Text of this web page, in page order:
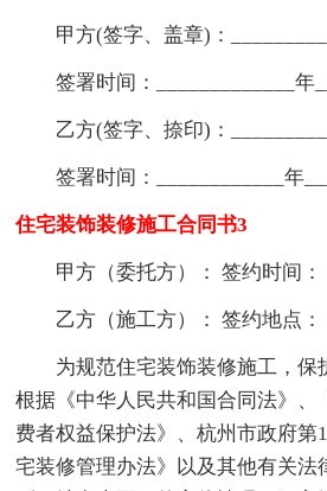
甲方(签字、盖章)：__________
签署时间：_____________年
乙方(签字、捺印)：__________
签署时间：____________年
住宅装饰装修施工合同书3
甲方（委托方）： 签约时间：
乙方（施工方）： 签约地点：
为规范住宅装饰装修施工，保
根据《中华人民共和国合同法》、
费者权益保护法》、杭州市政府第
宅装修管理办法》以及其他有关法